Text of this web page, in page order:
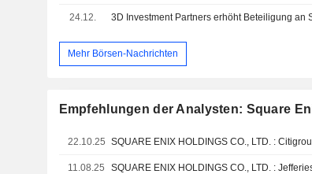
24.12.
Mehr Börsen-Nachrichten
Empfehlungen der Analysten: Square
22.10.25 SQUARE ENIX HOLDINGS CO., LTD. :
11.08.25